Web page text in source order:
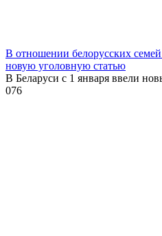
В отношении белорусских семей
новую уголовную статью
В Беларуси с 1 января ввели
076